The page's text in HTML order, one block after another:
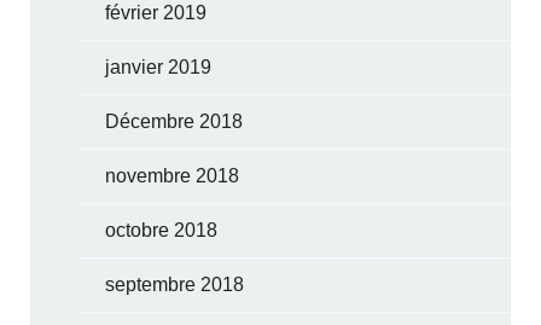
février 2019
janvier 2019
Décembre 2018
novembre 2018
octobre 2018
septembre 2018